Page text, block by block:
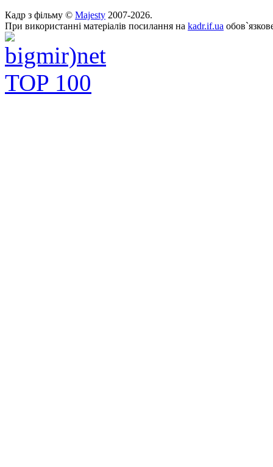
Кадр з фільму © Majesty 2007-2026.
При використанні матеріалів посилання на kadr.if.ua